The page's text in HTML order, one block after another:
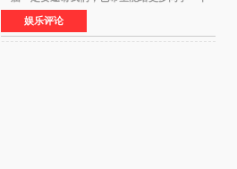
来到现场的机会。 2026卓威高校电竞文化节
已经落下帷幕，在活动结束后，仍有不少高校电
竞社负责人和现
娱乐评论